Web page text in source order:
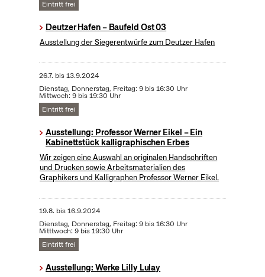
Eintritt frei
Deutzer Hafen – Baufeld Ost 03
Ausstellung der Siegerentwürfe zum Deutzer Hafen
26.7. bis13.9.2024
Dienstag, Donnerstag, Freitag: 9 bis 16:30 Uhr
Mittwoch: 9 bis 19:30 Uhr
Eintritt frei
Ausstellung: Professor Werner Eikel – Ein
Kabinettstück kalligraphischen Erbes
Wir zeigen eine Auswahl an originalen Handschriften
und Drucken sowie Arbeitsmaterialien des
Graphikers und Kalligraphen Professor Werner Eikel.
19.8. bis16.9.2024
Dienstag, Donnerstag, Freitag: 9 bis 16:30 Uhr
Mitttwoch: 9 bis 19:30 Uhr
Eintritt frei
Ausstellung: Werke Lilly Lulay